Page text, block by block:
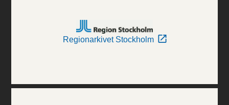
Regionarkivet Stockholm